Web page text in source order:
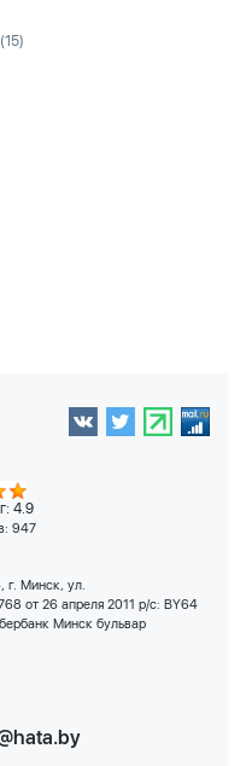
(15)
4.9
947
г. Минск, ул.
от 26 апреля 2011 р/с: BY64
Минск бульвар